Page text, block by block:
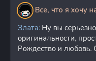
Все, что я хочу
Злата: Ну вы
оригинальности,
Рождество и любовь.